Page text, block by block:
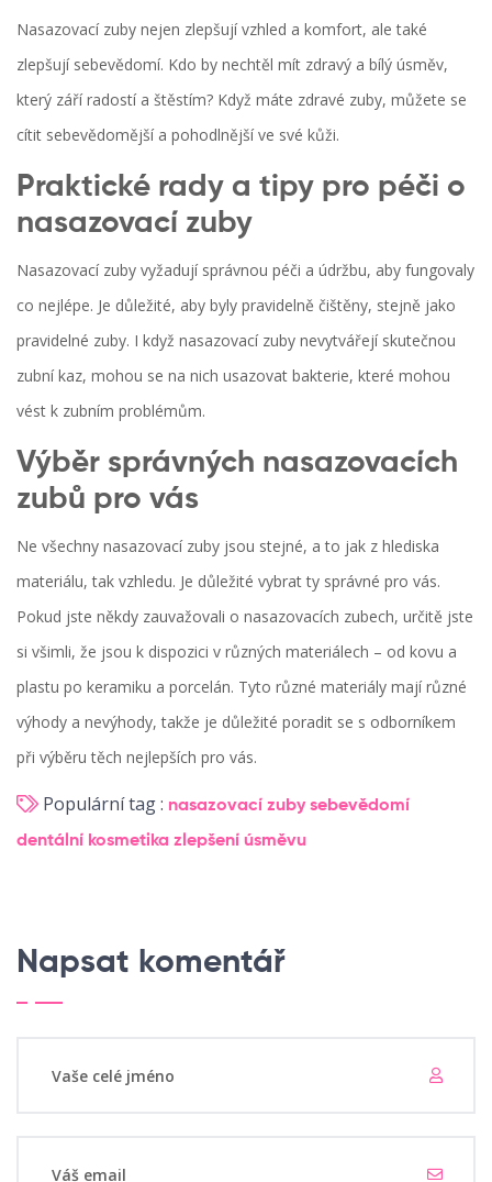
Nasazovací zuby nejen zlepšují vzhled a komfort, ale také
zlepšují sebevědomí. Kdo by nechtěl mít zdravý a bílý úsměv,
který září radostí a štěstím? Když máte zdravé zuby, můžete se
cítit sebevědomější a pohodlnější ve své kůži.
Praktické rady a tipy pro péči o
nasazovací zuby
Nasazovací zuby vyžadují správnou péči a údržbu, aby fungovaly
co nejlépe. Je důležité, aby byly pravidelně čištěny, stejně jako
pravidelné zuby. I když nasazovací zuby nevytvářejí skutečnou
zubní kaz, mohou se na nich usazovat bakterie, které mohou
vést k zubním problémům.
Výběr správných nasazovacích
zubů pro vás
Ne všechny nasazovací zuby jsou stejné, a to jak z hlediska
materiálu, tak vzhledu. Je důležité vybrat ty správné pro vás.
Pokud jste někdy zauvažovali o nasazovacích zubech, určitě jste
si všimli, že jsou k dispozici v různých materiálech – od kovu a
plastu po keramiku a porcelán. Tyto různé materiály mají různé
výhody a nevýhody, takže je důležité poradit se s odborníkem
při výběru těch nejlepších pro vás.
Populární tag : nasazovací zuby sebevědomí
dentální kosmetika zlepšení úsměvu
Napsat komentář